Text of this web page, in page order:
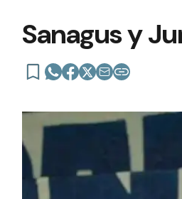
Sanagus y